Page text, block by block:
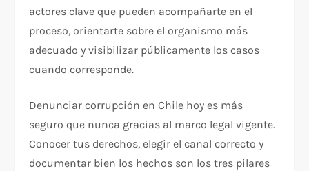
actores clave que pueden acompañarte en el
proceso, orientarte sobre el organismo más
adecuado y visibilizar públicamente los casos
cuando corresponde.
Denunciar corrupción en Chile hoy es más
seguro que nunca gracias al marco legal vigente.
Conocer tus derechos, elegir el canal correcto y
documentar bien los hechos son los tres pilares